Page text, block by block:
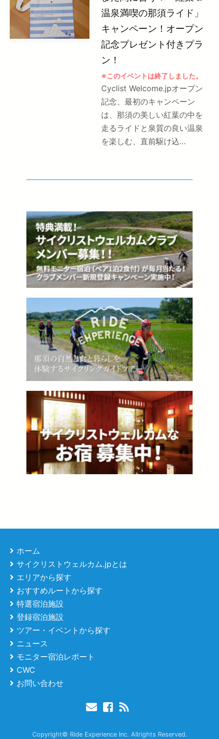
温泉満喫の那須ライド」
キャンペーン！オープン
記念プレゼント付きプラ
ン！
※このイベントは終了しました。
Cyclist Welcome.jpオープン
記念、最初のキャンペーン
は、那須の美しい紅葉の中を
走るライドと泉質の良い温泉
を楽しむ、直前駆け込…
ホーム
サイクリストウェルカム.jpとは
エリアから探す
おすすめルートから探す
特選宿泊施設
登録宿泊施設
ツアー・イベントから探す
ニュース
モニター宿泊レポート
CWC
お問い合わせ
Copyright© Ride Experience Inc. Allrights Reserved.